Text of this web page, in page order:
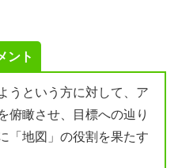
ント
うという方に対して、ア
俯瞰させ、目標への辿り
「地図」の役割を果たす